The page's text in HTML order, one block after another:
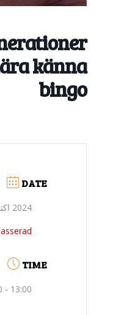
känna
bingo
DATE
2024 اکتبر 09
TIME
13:00 - 14:30